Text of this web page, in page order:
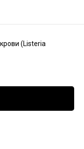
(Listeria